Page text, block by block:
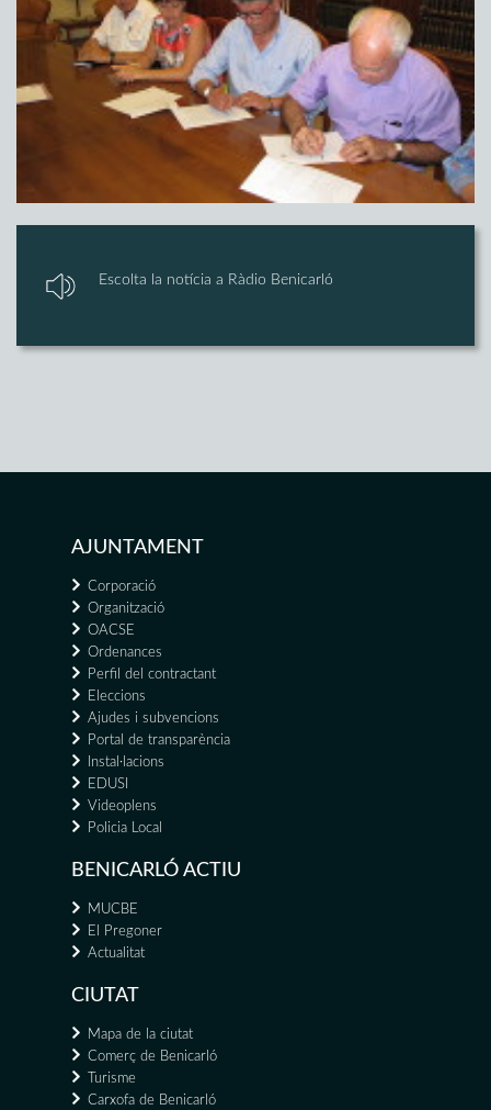
Escolta la notícia a Ràdio Benicarló
AJUNTAMENT
Corporació
Organització
OACSE
Ordenances
Perfil del contractant
Eleccions
Ajudes i subvencions
Portal de transparència
Instal·lacions
EDUSI
Videoplens
Policia Local
BENICARLÓ ACTIU
MUCBE
El Pregoner
Actualitat
CIUTAT
Mapa de la ciutat
Comerç de Benicarló
Turisme
Carxofa de Benicarló